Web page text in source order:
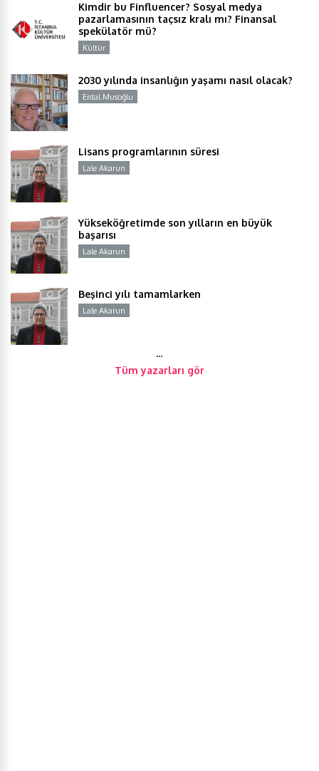
Kimdir bu Finfluencer? Sosyal medya
pazarlamasının taçsız kralı mı? Finansal
spekülatör mü?
Kültür
2030 yılında insanlığın yaşamı nasıl olacak?
Erdal Musoğlu
Lisans programlarının süresi
Lale Akarun
Yükseköğretimde son yılların en büyük
başarısı
Lale Akarun
Beşinci yılı tamamlarken
Lale Akarun
…
Tüm yazarları gör